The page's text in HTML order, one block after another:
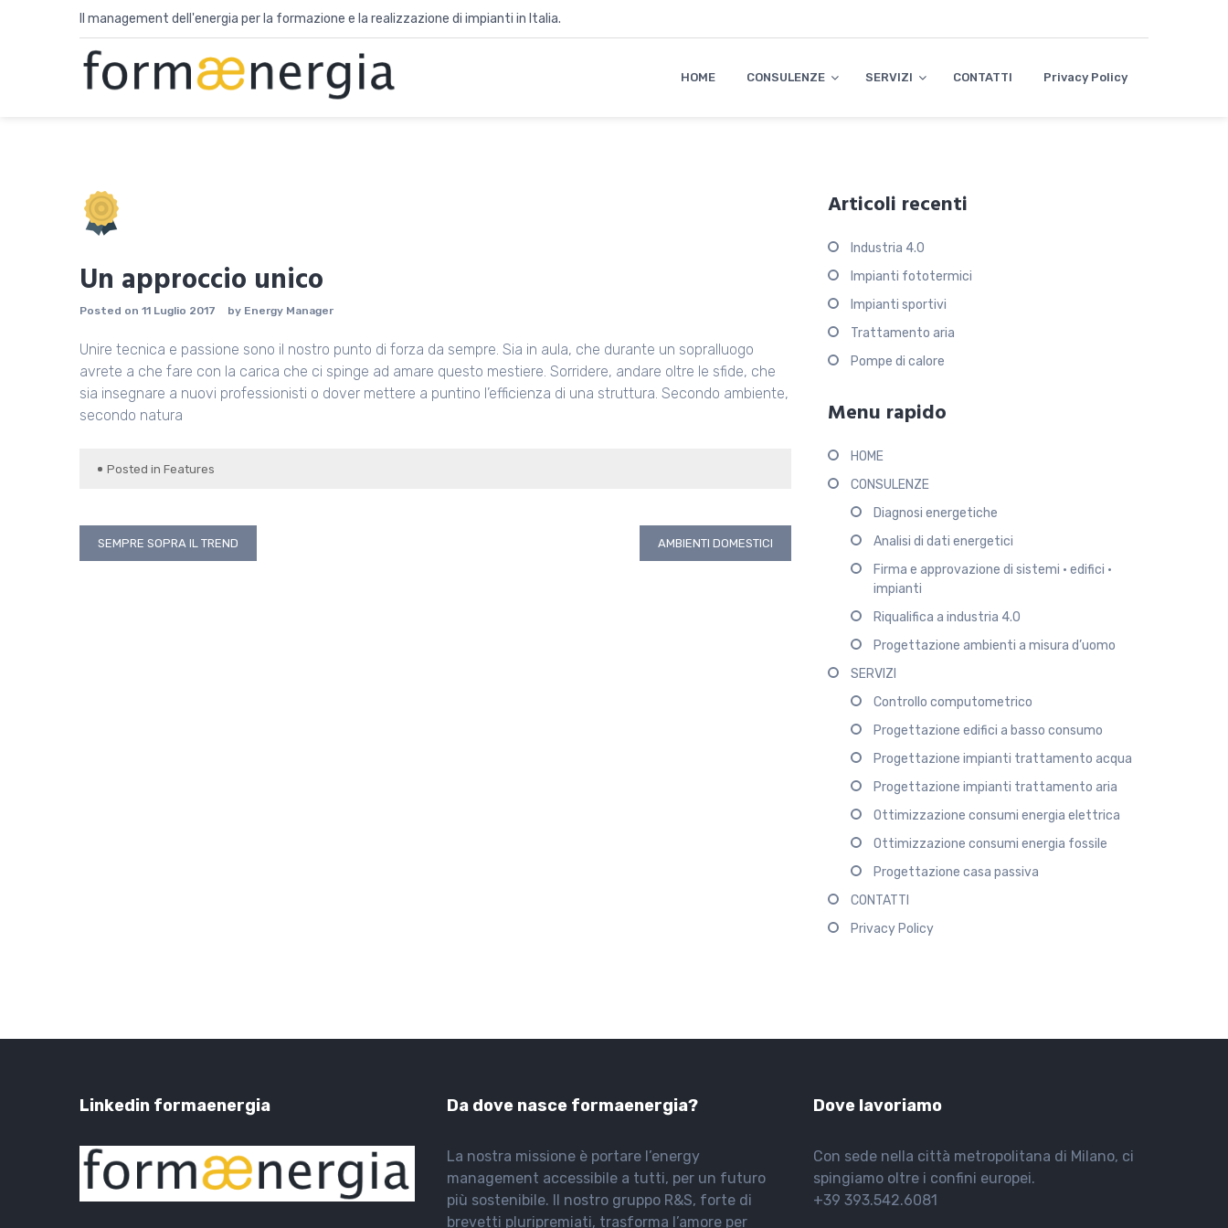
Il management dell'energia per la formazione e la realizzazione di impianti in Italia.
HOME CONSULENZE SERVIZI CONTATTI Privacy Policy
Un approccio unico
Posted on 11 Luglio 2017 by Energy Manager
Unire tecnica e passione sono il nostro punto di forza da sempre. Sia in aula, che durante un sopralluogo
avrete a che fare con la carica che ci spinge ad amare questo mestiere. Sorridere, andare oltre le sfide, che
sia insegnare a nuovi professionisti o dover mettere a puntino l’efficienza di una struttura. Secondo ambiente,
secondo natura
Posted in Features
Navigazione
SEMPRE SOPRA IL TREND AMBIENTI DOMESTICI
Articoli recenti
Industria 4.0
Impianti fototermici
Impianti sportivi
Trattamento aria
Pompe di calore
Menu rapido
HOME
CONSULENZE
Diagnosi energetiche
Analisi di dati energetici
Firma e approvazione di sistemi • edifici •
impianti
Riqualifica a industria 4.0
Progettazione ambienti a misura d’uomo
SERVIZI
Controllo computometrico
Progettazione edifici a basso consumo
Progettazione impianti trattamento acqua
Progettazione impianti trattamento aria
Ottimizzazione consumi energia elettrica
Ottimizzazione consumi energia fossile
Progettazione casa passiva
CONTATTI
Privacy Policy
Linkedin formaenergia Da dove nasce formaenergia?
La nostra missione è portare l’energy
management accessibile a tutti, per un futuro
più sostenibile. Il nostro gruppo R&S, forte di
brevetti pluripremiati, trasforma l’amore per
Dove lavoriamo
Con sede nella città metropolitana di Milano, ci
spingiamo oltre i confini europei.
+39 393.542.6081